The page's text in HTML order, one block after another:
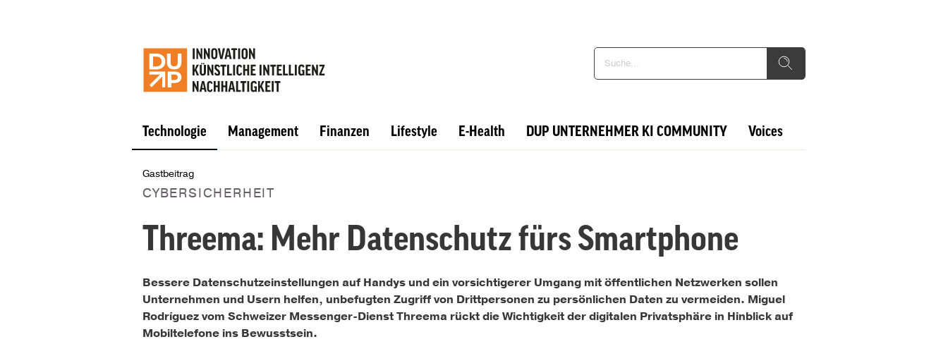
Technologie Management Finanzen Lifestyle E-Health DUP UNTERNEHMER KI COMMUNITY Voices
Gastbeitrag
CYBERSICHERHEIT
Threema: Mehr Datenschutz fürs Smartphone
Bessere Datenschutzeinstellungen auf Handys und ein vorsichtigerer Umgang mit öffentlichen Netzwerken sollen
Unternehmen und Usern helfen, unbefugten Zugriff von Drittpersonen zu persönlichen Daten zu vermeiden. Miguel
Rodríguez vom Schweizer Messenger-Dienst Threema rückt die Wichtigkeit der digitalen Privatsphäre in Hinblick auf
Mobiltelefone ins Bewusstsein.